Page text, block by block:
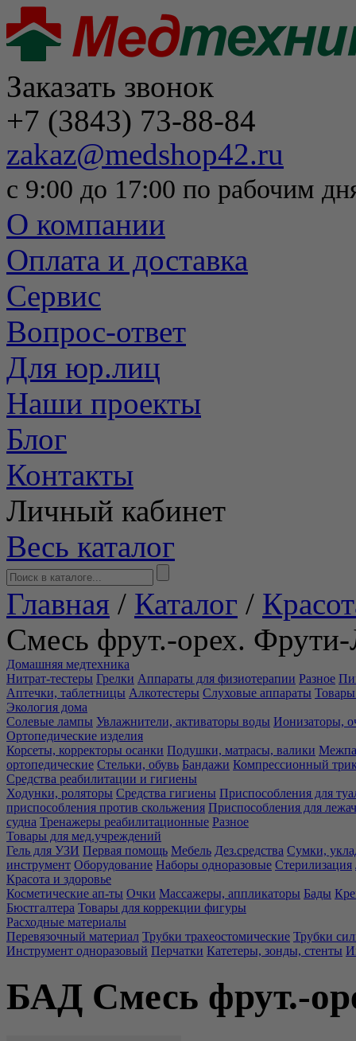
Заказать звонок
+7 (3843) 73-88-84
zakaz@medshop42.ru
с 9:00 до 17:00 по рабочим
О компании
Оплата и доставка
Сервис
Вопрос-ответ
Для юр.лиц
Наши проекты
Блог
Контакты
Личный кабинет
Весь каталог
Главная / Каталог /
Смесь фрут.-орех. Фрути-
Домашняя медтехника
Нитрат-тестеры Грелки Аппараты для физиотерапии Разное
Аптечки, таблетницы Алкотестеры Слуховые аппараты Товары
Экология дома
Солевые лампы Увлажнители, активаторы воды Ионизаторы,
Ортопедические изделия
Корсеты, корректоры осанки Подушки, матрасы, валики
ортопедические Стельки, обувь Бандажи Компрессионный
Средства реабилитации и гигиены
Ходунки, роляторы Средства гигиены Приспособления для
приспособления против скольжения Приспособления для
судна Тренажеры реабилитационные Разное
Товары для мед.учреждений
Гель для УЗИ Первая помощь Мебель Дез.средства Сумки,
инструмент Оборудование Наборы одноразовые Стерилизация
Красота и здоровье
Косметические ап-ты Очки Массажеры, аппликаторы Бады
Бюстгалтера Товары для коррекции фигуры
Расходные материалы
Перевязочный материал Трубки трахеостомические Трубки
Инструмент одноразовый Перчатки Катетеры, зонды, стенты
БАД Смесь фрут.-